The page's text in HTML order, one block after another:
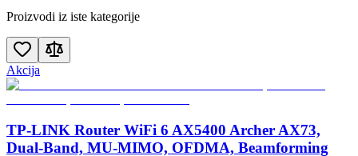
Proizvodi iz iste kategorije
Akcija
TP-LINK Router WiFi 6 AX5400 Archer AX73,
Dual-Band, MU-MIMO, OFDMA, Beamforming